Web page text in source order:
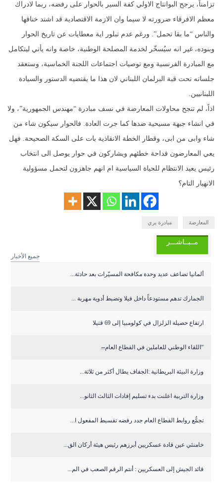
تزامناً، يرجح البوانتاج الاولي كفة السير بالحوار على رفضه، ربما لادراك
معظم الافرقاء ضرورته لا سيما وان الازمة الاقتصادية قد اشتد خناقها
والناس “ما بقا تحمل”. ورغم عدم تبلور اية معطايات عن تاريخ الحوار
وبنوده، غير انه سيُسخّر لخدمة المصلحة الوطنية، خاصة وانه يأتي ليتكامل
مع المبادرة الفرنسية ومع توصيات اجتماعات اللجنة الخماسية، وستعقد
جلساته تحت قبة البرلمان اللبناني لان هذا ما يقتضيه الدستور والسيادة
اللبنانيين.
اذاً، لم تنجح محاولات المعارضة في نسف مبادرة “مهندس الجمهورية”، ولا
في انشاء جبهة مسيحية ضدها كما جرت العادة. فالحوار سيكون شاء من
شاء وابى من ابى، وقطار الخطة الانقاذية بات على السكة الصحيحة. فهل
يعي المعارضون فداحة خطئهم ويشاركون في حوار يوصل الى انتخاب
رئيس يعيد الانتظام للحياة السياسية ام انهم جاهزون لتحمل مسؤولية
الانهيار التام؟
المعارضة مبادرة بري
مــبــاشـــر
جميع الأخبار
ألمانيا تضاعف عديد وحدة مكافحة المسيّرات بعد حادثة...
الجمارك تدهم مستودعاً داخل فيلا وتضبط أدوية مهربة ...
ارتفاع حصيلة الزلزال في كولومبيا إلى 69 قتيلا
“اللقاء الوطني للعاملين في القطاع العام̶...
وزارة البيئة البريطانية :الجفاف يطال أكثر من ثلاثة...
وزارة التربية اعلنت بدء تسليم إفادات الثالث الثانو...
تجمُّع روابط القطاع العام جدد رفضه تقسيط المفعول ا...
خامنئي عين قادة عسكريين أبرزهم رئيس هيئة أركان الق...
قائد الجيش إلى العسكريين : أنتم الرقم الصعب في الم...